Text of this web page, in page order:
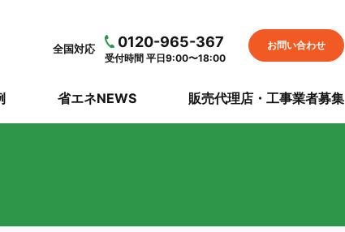
全国対応 0120-965-367
受付時間 平日9:00〜18:00
お問い合わせ
省エネNEWS 販売代理店・工事業者募集